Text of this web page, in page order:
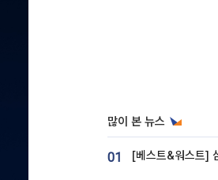
많이 본 뉴스
01